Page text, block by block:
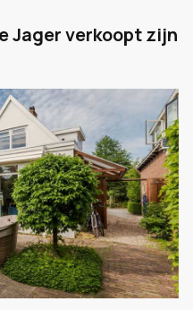
Jager verkoopt zijn